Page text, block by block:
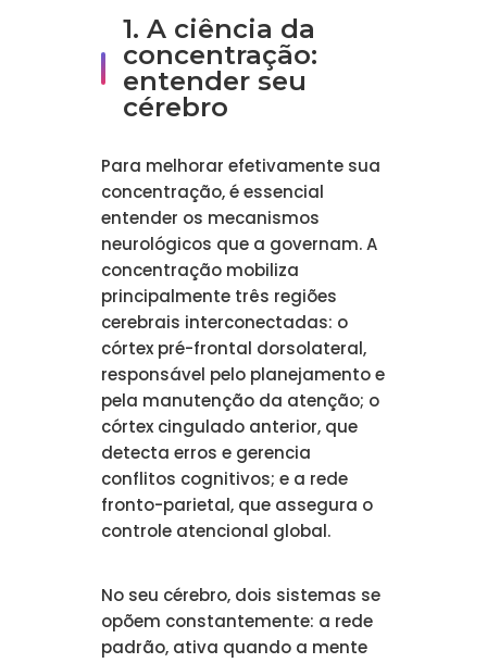
1. A ciência da
concentração:
entender seu
cérebro
Para melhorar efetivamente sua
concentração, é essencial
entender os mecanismos
neurológicos que a governam. A
concentração mobiliza
principalmente três regiões
cerebrais interconectadas: o
córtex pré-frontal dorsolateral,
responsável pelo planejamento e
pela manutenção da atenção; o
córtex cingulado anterior, que
detecta erros e gerencia
conflitos cognitivos; e a rede
fronto-parietal, que assegura o
controle atencional global.
No seu cérebro, dois sistemas se
opõem constantemente: a rede
padrão, ativa quando a mente